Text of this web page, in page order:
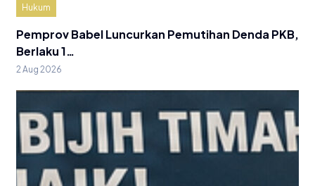
Hukum
Pemprov Babel Luncurkan Pemutihan Denda PKB,
Berlaku 1…
2 Aug 2026